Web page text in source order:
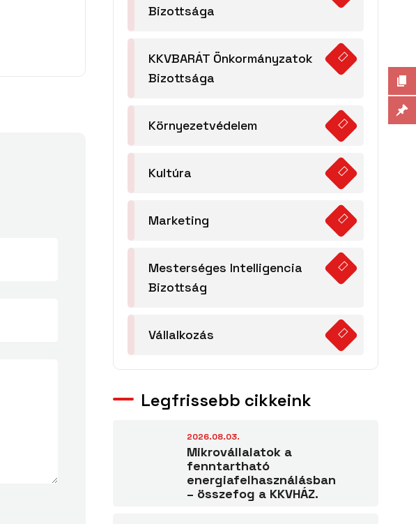
Bizottsága
KKVBARÁT Önkormányzatok
Bizottsága
Környezetvédelem
Kultúra
Marketing
Mesterséges Intelligencia
Bizottság
Vállalkozás
Legfrissebb cikkeink
2026.08.03.
Mikrovállalatok a
fenntartható
energiafelhasználásban
– összefog a KKVHÁZ.